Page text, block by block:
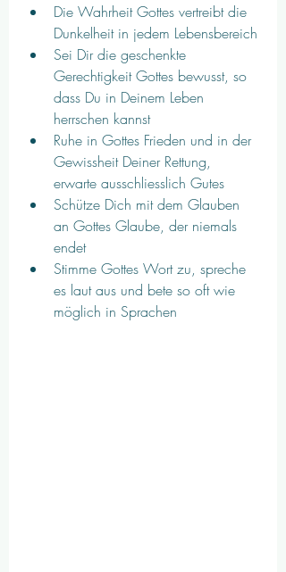
Die Wahrheit Gottes vertreibt die
Dunkelheit in jedem Lebensbereich
Sei Dir die geschenkte
Gerechtigkeit Gottes bewusst, so
dass Du in Deinem Leben
herrschen kannst
Ruhe in Gottes Frieden und in der
Gewissheit Deiner Rettung,
erwarte ausschliesslich Gutes
Schütze Dich mit dem Glauben
an Gottes Glaube, der niemals
endet
Stimme Gottes Wort zu, spreche
es laut aus und bete so oft wie
möglich in Sprachen